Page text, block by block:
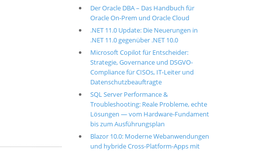
Der Oracle DBA – Das Handbuch für
Oracle On-Prem und Oracle Cloud
.NET 11.0 Update: Die Neuerungen in
.NET 11.0 gegenüber .NET 10.0
Microsoft Copilot für Entscheider:
Strategie, Governance und DSGVO-
Compliance für CISOs, IT-Leiter und
Datenschutzbeauftragte
SQL Server Performance &
Troubleshooting: Reale Probleme, echte
Lösungen — vom Hardware-Fundament
bis zum Ausführungsplan
Blazor 10.0: Moderne Webanwendungen
und hybride Cross-Platform-Apps mit